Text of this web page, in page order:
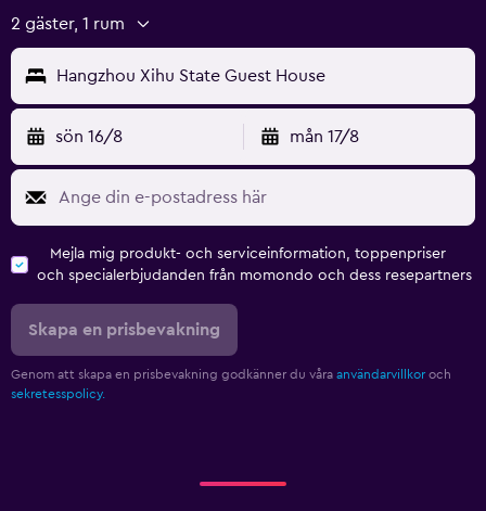
2 gäster, 1 rum
Hangzhou Xihu State Guest House
sön 16/8 mån 17/8
Mejla mig produkt- och serviceinformation, toppenpriser
och specialerbjudanden från momondo och dess resepartners
Skapa en prisbevakning
Genom att skapa en prisbevakning godkänner du våra användarvillkor och
sekretesspolicy.